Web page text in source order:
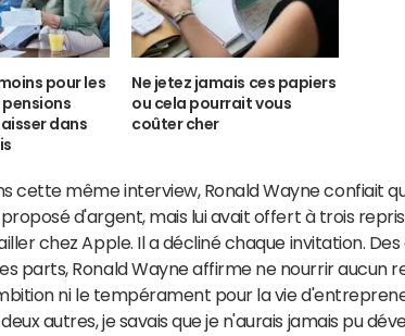
pour les
pensions
dans
Ne jetez jamais ces papiers
ou cela pourrait vous
coûter cher
cette même interview, Ronald Wayne confiait
d'argent, mais lui avait offert à trois
chez Apple. Il a décliné chaque invitation.
parts, Ronald Wayne affirme ne nourrir aucun
ni le tempérament pour la vie
autres, je savais que je n'aurais jamais pu